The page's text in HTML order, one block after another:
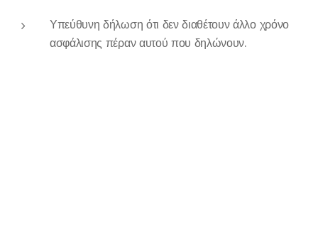
Υπεύθυνη δήλωση ότι δεν διαθέτουν άλλο χρόνο
ασφάλισης πέραν αυτού που δηλώνουν.